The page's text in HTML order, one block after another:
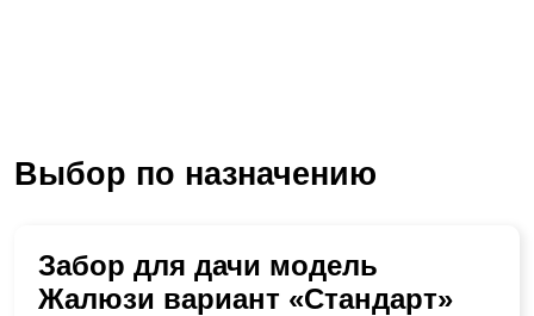
Выбор по назначению
Забор для дачи модель
Жалюзи вариант «Стандарт»